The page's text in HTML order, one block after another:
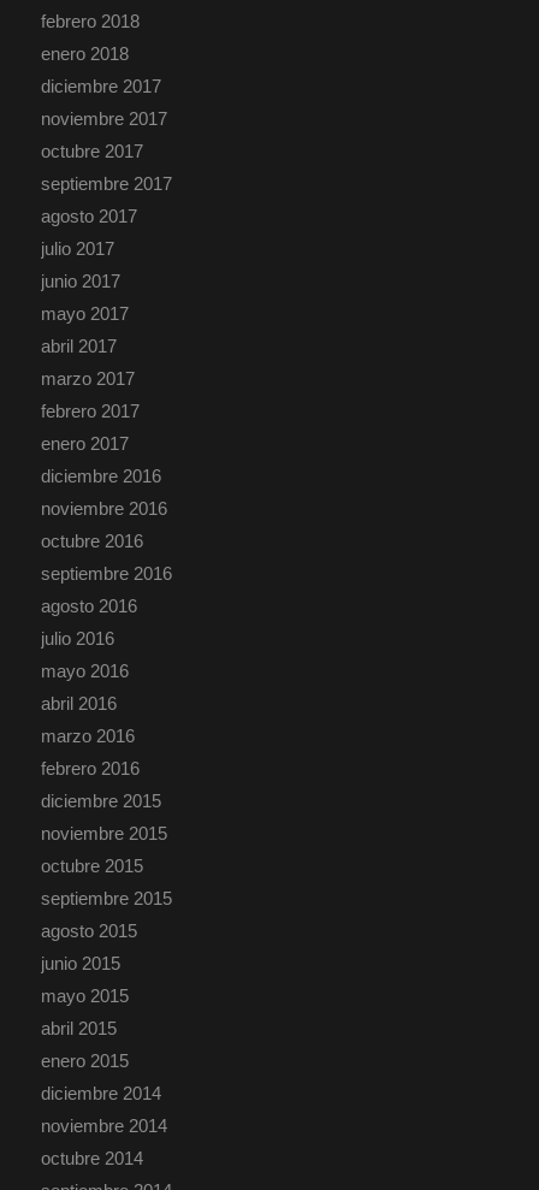
febrero 2018
enero 2018
diciembre 2017
noviembre 2017
octubre 2017
septiembre 2017
agosto 2017
julio 2017
junio 2017
mayo 2017
abril 2017
marzo 2017
febrero 2017
enero 2017
diciembre 2016
noviembre 2016
octubre 2016
septiembre 2016
agosto 2016
julio 2016
mayo 2016
abril 2016
marzo 2016
febrero 2016
diciembre 2015
noviembre 2015
octubre 2015
septiembre 2015
agosto 2015
junio 2015
mayo 2015
abril 2015
enero 2015
diciembre 2014
noviembre 2014
octubre 2014